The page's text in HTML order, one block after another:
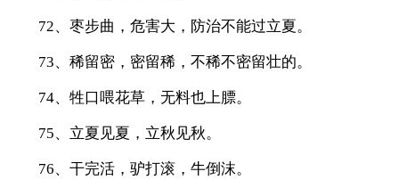
72、枣步曲，危害大，防治不能过立夏。
73、稀留密，密留稀，不稀不密留壮的。
74、牲口喂花草，无料也上膘。
75、立夏见夏，立秋见秋。
76、干完活，驴打滚，牛倒沫。